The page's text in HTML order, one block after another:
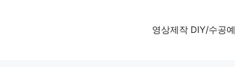
영상제작 DIY/수공예